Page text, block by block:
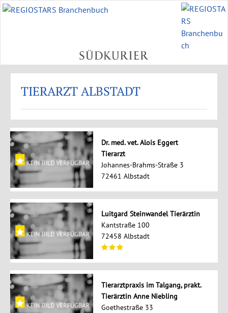
TIERARZT ALBSTADT
Dr. med. vet. Alois Eggert
Tierarzt
Johannes-Brahms-Straße 3
72461 Albstadt
Luitgard Steinwandel Tierärztin
Kantstraße 100
72458 Albstadt
Tierarztpraxis im Talgang, prakt.
Tierärztin Anne Niebling
Goethestraße 33